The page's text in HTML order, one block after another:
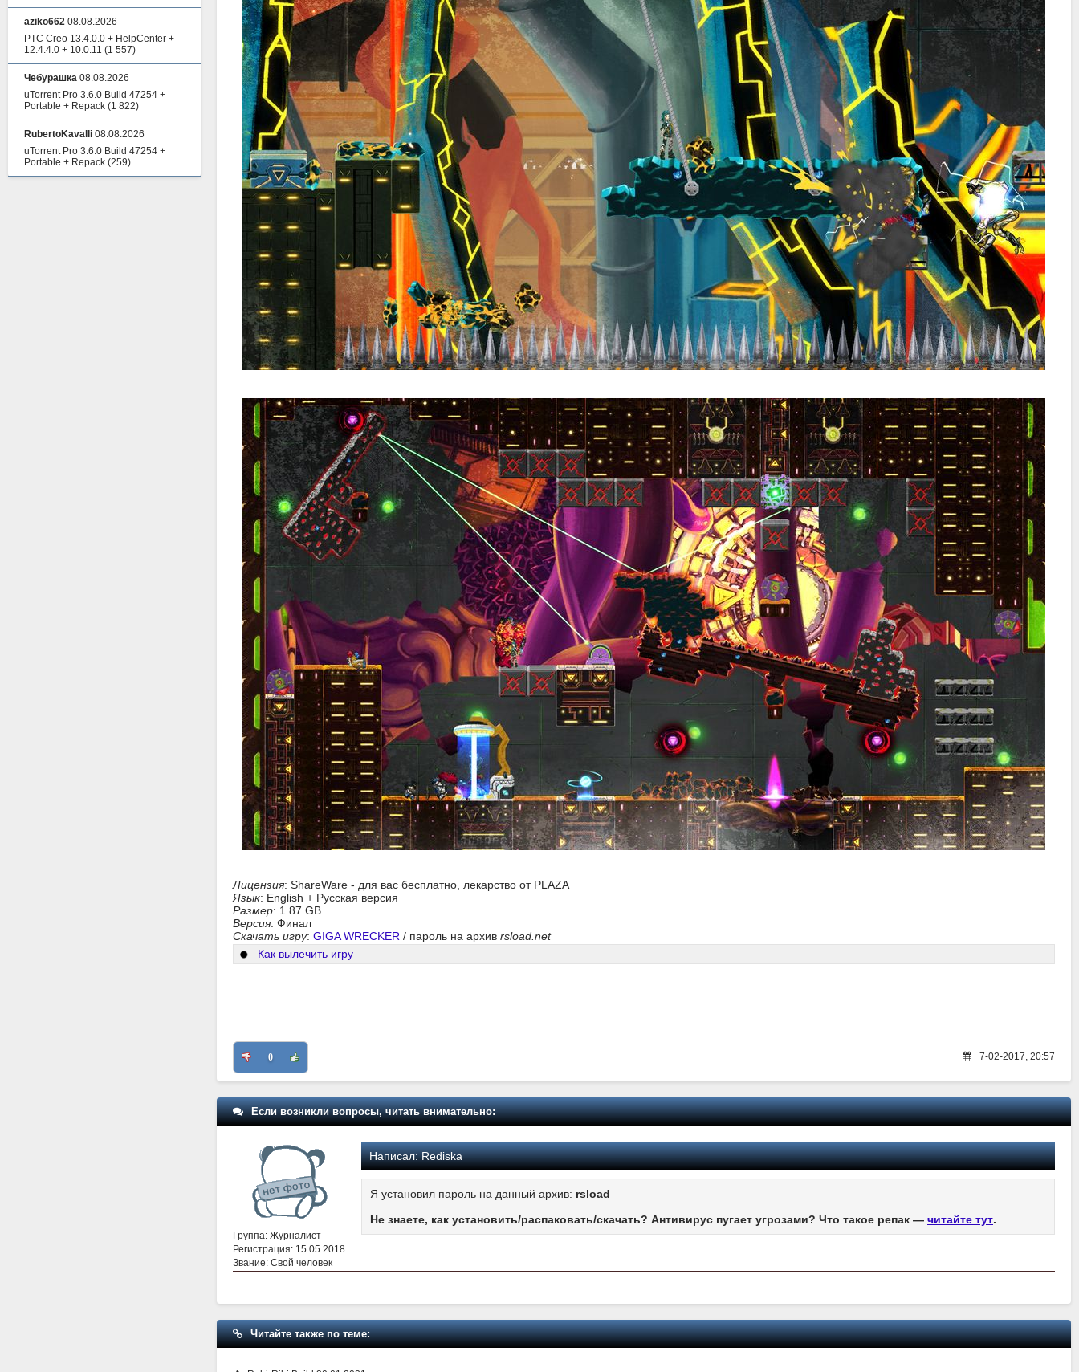
Лицензия: ShareWare - для вас бесплатно, лекарство от PLAZA
Язык: English + Русская версия
Размер: 1.87 GB
Версия: Финал
Скачать игру: GIGA WRECKER / пароль на архив rsload.net
Как вылечить игру
0 7-02-2017, 20:57
Если возникли вопросы, читать внимательно:
Группа: Журналист
Регистрация: 15.05.2018
Звание: Свой человек
Написал:Rediska
Я установил пароль на данный архив: rsload
Не знаете, как установить/распаковать/скачать? Антивирус пугает угрозами? Что такое репак — читайте тут.
Читайте также по теме:
aziko662 08.08.2026
PTC Creo 13.4.0.0 + HelpCenter +
12.4.4.0 + 10.0.11 (1 557)
Чебурашка 08.08.2026
uTorrent Pro 3.6.0 Build 47254 +
Portable + Repack (1 822)
RubertoKavalli 08.08.2026
uTorrent Pro 3.6.0 Build 47254 +
Portable + Repack (259)